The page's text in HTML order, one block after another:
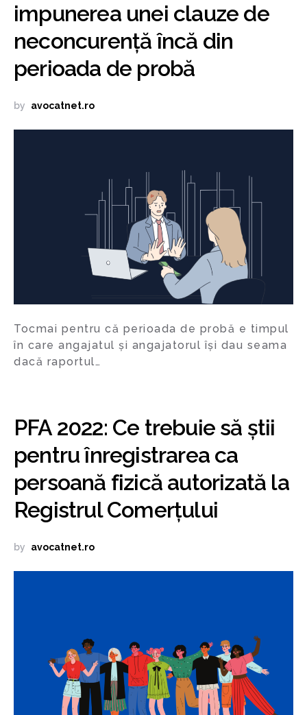
impunerea unei clauze de
neconcurență încă din
perioada de probă
by avocatnet.ro
Tocmai pentru că perioada de probă e timpul
în care angajatul și angajatorul își dau seama
dacă raportul…
PFA 2022: Ce trebuie să știi
pentru înregistrarea ca
persoană fizică autorizată la
Registrul Comerțului
by avocatnet.ro